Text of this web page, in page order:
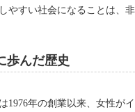
やすい社会になることは、
歩んだ歴史
1976年の創業以来、女性が